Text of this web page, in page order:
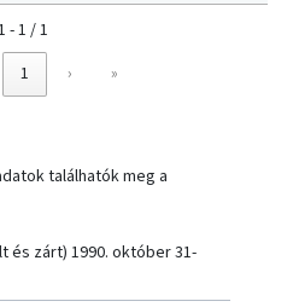
- 1 / 1
1 › »
találhatók meg a
és zárt) 1990. október 31-